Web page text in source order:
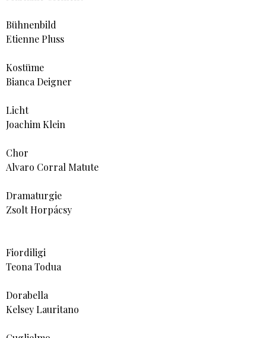
Bühnenbild
Etienne Pluss
Kostüme
Bianca Deigner
Licht
Joachim Klein
Chor
Alvaro Corral Matute
Dramaturgie
Zsolt Horpácsy
Fiordiligi
Teona Todua
Dorabella
Kelsey Lauritano